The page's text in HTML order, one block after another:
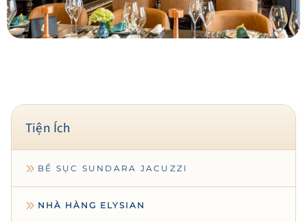
Tiện Ích
BỂ SỤC SUNDARA JACUZZI
NHÀ HÀNG ELYSIAN